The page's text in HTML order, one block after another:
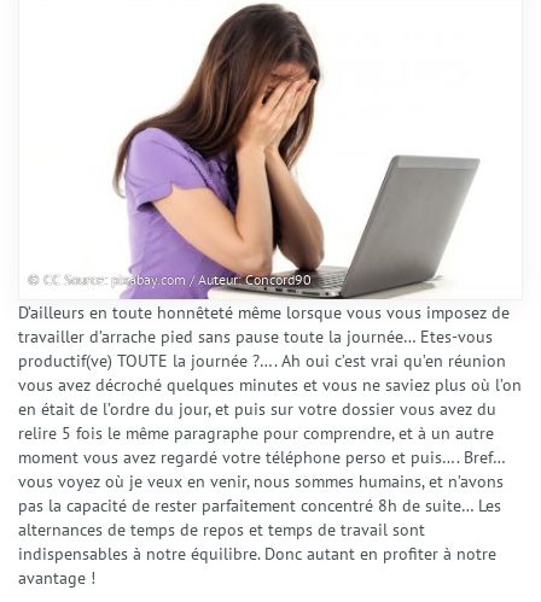
© CC Source: pixabay.com / Auteur: Concord90
D’ailleurs en toute honnêteté même lorsque vous vous imposez de
travailler d’arrache pied sans pause toute la journée… Etes-vous
productif(ve) TOUTE la journée ?…. Ah oui c’est vrai qu’en réunion
vous avez décroché quelques minutes et vous ne saviez plus où l’on
en était de l’ordre du jour, et puis sur votre dossier vous avez du
relire 5 fois le même paragraphe pour comprendre, et à un autre
moment vous avez regardé votre téléphone perso et puis…. Bref…
vous voyez où je veux en venir, nous sommes humains, et n’avons
pas la capacité de rester parfaitement concentré 8h de suite… Les
alternances de temps de repos et temps de travail sont
indispensables à notre équilibre. Donc autant en profiter à notre
avantage !